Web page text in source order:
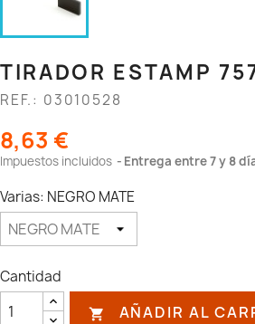
TIRADOR ESTAMP
REF.: 03010528
8,63 €
Impuestos incluidos Entrega entre 7 y 8
Varias: NEGRO MATE
Cantidad
 AÑADIR AL